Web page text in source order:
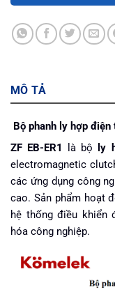
MÔ TẢ
Bộ phanh ly hợp điện
ZF EB-ER1
là bộ ly
electromagnetic
các ứng dụng công
cao. Sản phẩm hoạt
hệ thống điều khiển
hóa công nghiệp.